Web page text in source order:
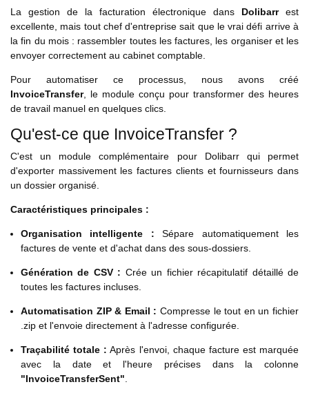
La gestion de la facturation électronique dans Dolibarrest
excellente, mais tout chef d'entreprise sait que le vrai défi arrive à
la fin du mois : rassembler toutes les factures, les organiser et les
envoyer correctement au cabinet comptable.
Pour automatiser ce processus, nous avons créé
InvoiceTransfer, le module conçu pour transformer des heures
de travail manuel en quelques clics.
Qu'est-ce que InvoiceTransfer ?
C'est un module complémentaire pour Dolibarr qui permet
d'exporter massivement les factures clients et fournisseurs dans
un dossier organisé.
Caractéristiques principales :
Organisation intelligente : Sépare automatiquement les
factures de vente et d'achat dans des sous-dossiers.
Génération de CSV : Crée un fichier récapitulatif détaillé de
toutes les factures incluses.
Automatisation ZIP & Email : Compresse le tout en un fichier
.zip et l'envoie directement à l'adresse configurée.
Traçabilité totale : Après l'envoi, chaque facture est marquée
avec la date et l'heure précises dans la colonne
"InvoiceTransferSent".